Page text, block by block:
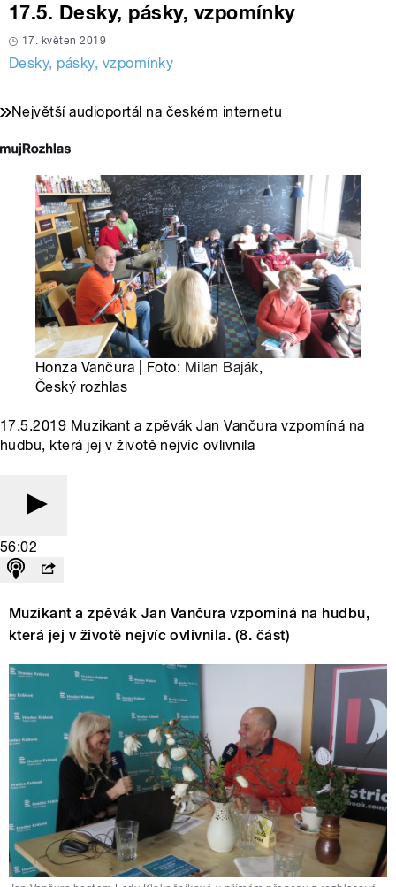
17.5. Desky, pásky, vzpomínky
17. květen 2019
Desky, pásky, vzpomínky
Největší audioportál na českém internetu
Honza Vančura | Foto: Milan Baják,
Český rozhlas
17.5.2019 Muzikant a zpěvák Jan Vančura vzpomíná na
hudbu, která jej v životě nejvíc ovlivnila
56:02
Muzikant a zpěvák Jan Vančura vzpomíná na hudbu,
která jej v životě nejvíc ovlivnila. (8. část)